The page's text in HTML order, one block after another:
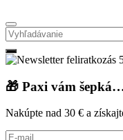
🎁 Paxi vám
Nakúpte nad 30 € a